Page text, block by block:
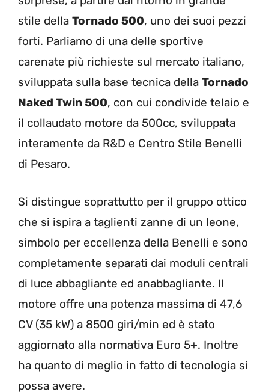
stile della Tornado 500, uno dei suoi pezzi
forti. Parliamo di una delle sportive
carenate più richieste sul mercato italiano,
sviluppata sulla base tecnica della Tornado
Naked Twin 500, con cui condivide telaio e
il collaudato motore da 500cc, sviluppata
interamente da R&D e Centro Stile Benelli
di Pesaro.
Si distingue soprattutto per il gruppo ottico
che si ispira a taglienti zanne di un leone,
simbolo per eccellenza della Benelli e sono
completamente separati dai moduli centrali
di luce abbagliante ed anabbagliante. Il
motore offre una potenza massima di 47,6
CV (35 kW) a 8500 giri/min ed è stato
aggiornato alla normativa Euro 5+. Inoltre
ha quanto di meglio in fatto di tecnologia si
possa avere.